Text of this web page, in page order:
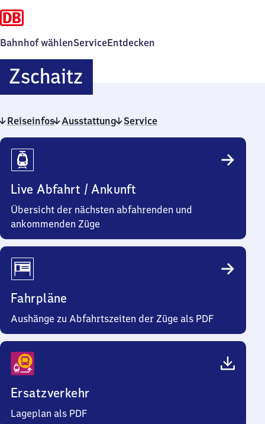
Bahnhof wählenServiceEntdecken
ZschaitzZschaitz
Reiseinfos Ausstattung Service
Reiseinfos
Live Abfahrt / Ankunft
Übersicht der nächsten abfahrenden und
ankommenden Züge
Fahrpläne
Aushänge zu Abfahrtszeiten der Züge als PDF
Ersatzverkehr
Lageplan als PDF